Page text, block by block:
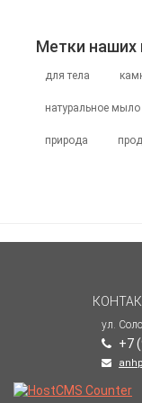
изнаночные.
Метки наших
для тела
натуральное мыло
природа
ул.
+7